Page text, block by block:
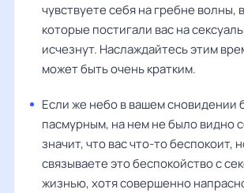
чувствуете себя на гребне волны,
которые постигали вас на
исчезнут. Наслаждайтесь этим
может быть очень кратким.
Если же небо в вашем сновидении
пасмурным, на нем не было видно
значит, что вас что-то беспокоит,
связываете это беспокойство с
жизнью, хотя совершенно